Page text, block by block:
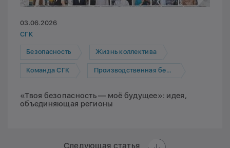
03.06.2026
СГК
Безопасность Жизнь коллектива
Команда СГК Производственная безопасность
«Твоя безопасность — моё будущее»: идея,
объединяющая регионы
Следующая статья